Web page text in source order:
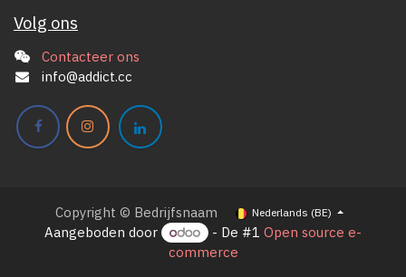
Volg ons
Contacteer ons
info@addict.cc
Copyright © Bedrijfsnaam Nederlands (BE)
Aangeboden door - De #1 Open source e-
commerce